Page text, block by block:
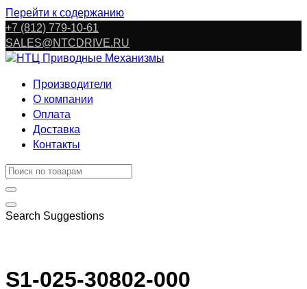
Перейти к содержанию
+7 (812) 779-10-61
SALES@NTCDRIVE.RU
Производители
О компании
Оплата
Доставка
Контакты
Search Suggestions
S1-025-30802-000